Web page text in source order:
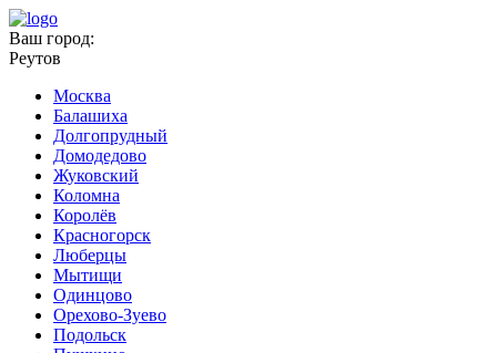
Ваш город:
Реутов
Москва
Балашиха
Долгопрудный
Домодедово
Жуковский
Коломна
Королёв
Красногорск
Люберцы
Мытищи
Одинцово
Орехово-Зуево
Подольск